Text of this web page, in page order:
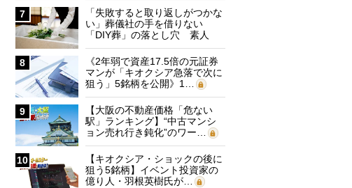
7
「失敗すると取り返しがつかな
い」葬儀社の手を借りない
「DIY葬」の落とし穴 素人
に…
8
《2年弱で資産17.5倍の元証券
マンが「キオクシア急落で次に
狙う」5銘柄を公開》1…
9
【大阪の不動産価格「危ない
駅」ランキング】“中古マンシ
ョン売れ行き鈍化”のワー…
10
【キオクシア・ショックの後に
狙う5銘柄】イベント投資家の
億り人・羽根英樹氏が…